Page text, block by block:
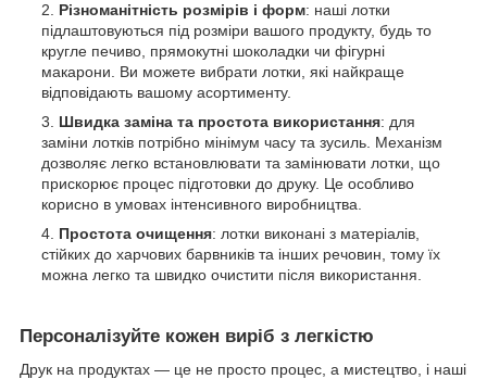
Різноманітність розмірів і форм: наші лотки
підлаштовуються під розміри вашого продукту, будь то
кругле печиво, прямокутні шоколадки чи фігурні
макарони. Ви можете вибрати лотки, які найкраще
відповідають вашому асортименту.
Швидка заміна та простота використання: для
заміни лотків потрібно мінімум часу та зусиль. Механізм
дозволяє легко встановлювати та замінювати лотки, що
прискорює процес підготовки до друку. Це особливо
корисно в умовах інтенсивного виробництва.
Простота очищення: лотки виконані з матеріалів,
стійких до харчових барвників та інших речовин, тому їх
можна легко та швидко очистити після використання.
Персоналізуйте кожен виріб з легкістю
Друк на продуктах — це не просто процес, а мистецтво, і наші